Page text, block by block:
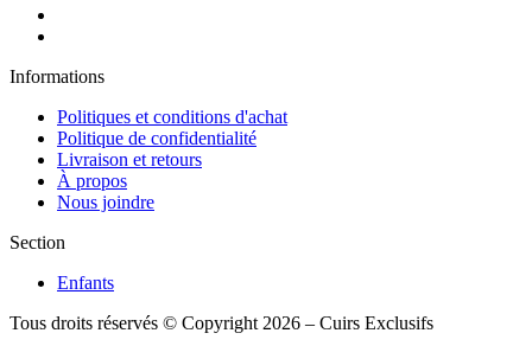
Informations
Politiques et conditions d'achat
Politique de confidentialité
Livraison et retours
À propos
Nous joindre
Section
Enfants
Tous droits réservés © Copyright 2026 – Cuirs Exclusifs